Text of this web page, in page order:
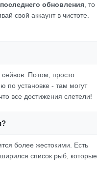
последнего обновления , то
свой аккаунт в чистоте.
Потом, просто
по установке - там могут
все достижения слетели!
более жестокими. Есть
список рыб, которые